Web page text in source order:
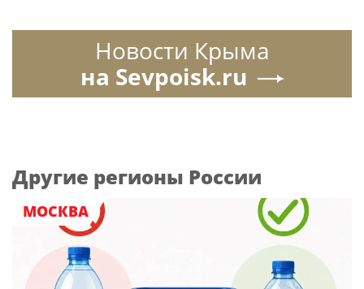
Новости Крыма
на Sevpoisk.ru
Другие регионы России
МОСКВА